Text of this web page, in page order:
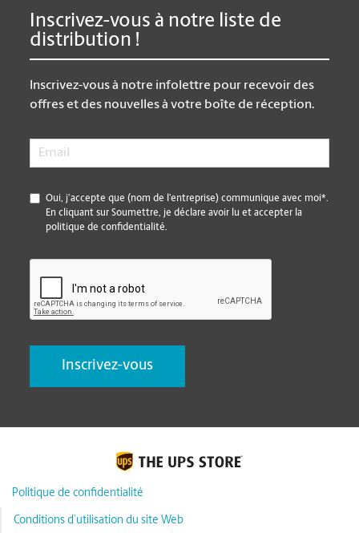
Inscrivez-vous à notre liste de
distribution !
Inscrivez-vous à notre infolettre pour recevoir des
offres et des nouvelles à votre boîte de réception.
Email
*
Oui, j’accepte que (nom de l’entreprise) communique avec moi*.
En cliquant sur Soumettre, je déclare avoir lu et accepter la
politique de confidentialité.
Politique de confidentialité
Conditions d’utilisation du site Web